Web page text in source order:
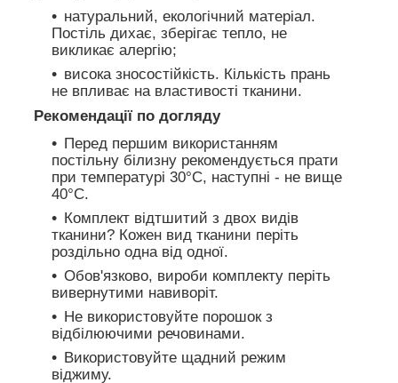
натуральний, екологічний матеріал.
Постіль дихає, зберігає тепло, не
викликає алергію;
висока зносостійкість. Кількість прань
не впливає на властивості тканини.
Рекомендації по догляду
Перед першим використанням
постільну білизну рекомендується прати
при температурі 30°C, наступні - не вище
40°C.
Комплект відтшитий з двох видів
тканини? Кожен вид тканини періть
роздільно одна від одної.
Обов'язково, вироби комплекту періть
вивернутими навиворіт.
Не використовуйте порошок з
відбілюючими речовинами.
Використовуйте щадний режим
віджиму.